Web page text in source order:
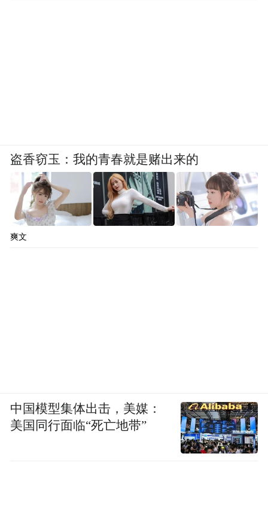
盗香窃玉：我的青春就是赌出来的
爽文
中国模型集体出击，美媒：
美国同行面临“死亡地带”